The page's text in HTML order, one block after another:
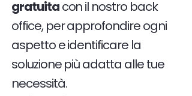
gratuitacon il nostro back
office, per approfondire ogni
aspetto e identificare la
soluzione più adatta alle tue
necessità.